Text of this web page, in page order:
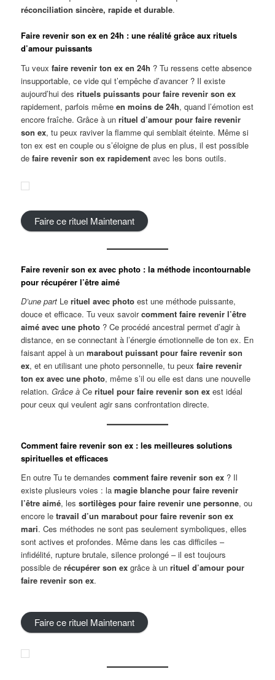
réconciliation sincère, rapide et durable.
Faire revenir son ex en 24h : une réalité grâce aux rituels
d’amour puissants
Tu veuxfaire revenir ton ex en 24h ? Tu ressens cette absence
insupportable, ce vide qui t’empêche d’avancer ? Il existe
aujourd’hui desrituels puissants pour faire revenir son ex
rapidement, parfois mêmeen moins de 24h, quand l’émotion est
encore fraîche. Grâce à unrituel d’amour pour faire revenir
son ex, tu peux raviver la flamme qui semblait éteinte. Même si
ton ex est en couple ou s’éloigne de plus en plus, il est possible
defaire revenir son ex rapidement avec les bons outils.
Faire ce rituel Maintenant
Faire revenir son ex avec photo : la méthode incontournable
pour récupérer l’être aimé
D’une part Lerituel avec photo est une méthode puissante,
douce et efficace. Tu veux savoircomment faire revenir l’être
aimé avec une photo ? Ce procédé ancestral permet d’agir à
distance, en se connectant à l’énergie émotionnelle de ton ex. En
faisant appel à unmarabout puissant pour faire revenir son
ex, et en utilisant une photo personnelle, tu peuxfaire revenir
ton ex avec une photo, même s’il ou elle est dans une nouvelle
relation.Grâce à Cerituel pour faire revenir son ex est idéal
pour ceux qui veulent agir sans confrontation directe.
Comment faire revenir son ex : les meilleures solutions
spirituelles et efficaces
En outre Tu te demandescomment faire revenir son ex ? Il
existe plusieurs voies : lamagie blanche pour faire revenir
l’être aimé, lessortilèges pour faire revenir une personne, ou
encore letravail d’un marabout pour faire revenir son ex
mari. Ces méthodes ne sont pas seulement symboliques, elles
sont actives et profondes. Même dans les cas difficiles –
infidélité, rupture brutale, silence prolongé – il est toujours
possible derécupérer son ex grâce à unrituel d’amour pour
faire revenir son ex.
Faire ce rituel Maintenant